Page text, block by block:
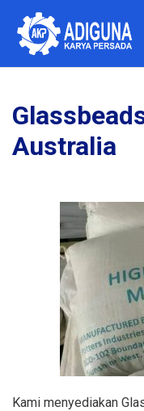
Australia
Kami menyediakan